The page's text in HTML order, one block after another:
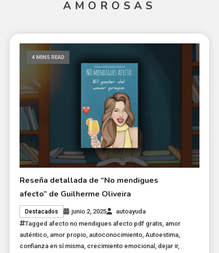
AMOROSAS
4 MINS READ
Reseña detallada de “No mendigues
afecto” de Guilherme Oliveira
Destacados junio 2, 2025
autoayuda
Tagged afecto no mendigues afecto pdf gratis, amor
auténtico, amor propio, autoconocimiento,Autoestima,
confianza en sí misma, crecimiento emocional , dejar ir,